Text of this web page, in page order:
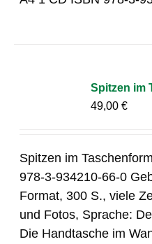
Spitzen im
49,00€
Spitzen im
978-3-934210-66-0
Format, 300 S., viele
und Fotos, Sprache:
Die Handtasche im